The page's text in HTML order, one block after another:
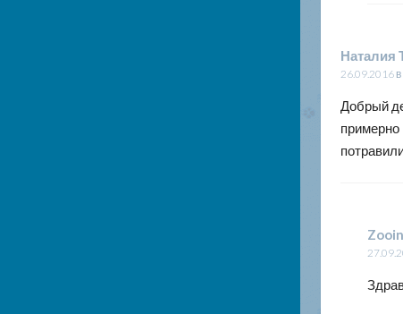
Наталия
26.09.2016
Добрый
примерно